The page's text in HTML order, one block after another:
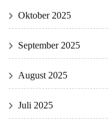
Oktober 2025
September 2025
August 2025
Juli 2025